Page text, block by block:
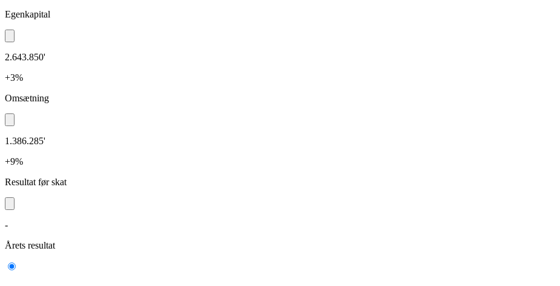
Egenkapital
2.643.850'
+3%
Omsætning
1.386.285'
+9%
Resultat før skat
-
Årets resultat